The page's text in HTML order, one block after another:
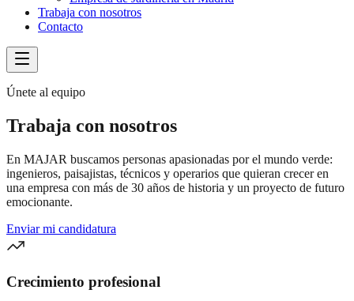
Trabaja con nosotros
Contacto
Únete al equipo
Trabaja con nosotros
En MAJAR buscamos personas apasionadas por el mundo verde:
ingenieros, paisajistas, técnicos y operarios que quieran crecer en
una empresa con más de 30 años de historia y un proyecto de futuro
emocionante.
Enviar mi candidatura
Crecimiento profesional